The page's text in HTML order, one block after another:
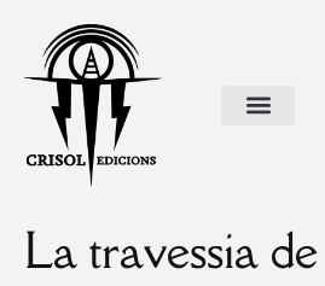
La travessia